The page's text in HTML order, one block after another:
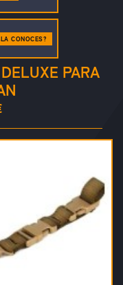
PARA
CONOCES?